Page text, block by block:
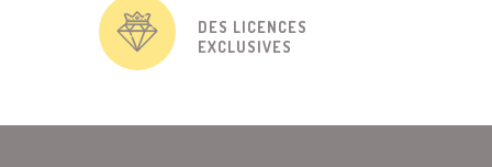
DES LICENCES
EXCLUSIVES